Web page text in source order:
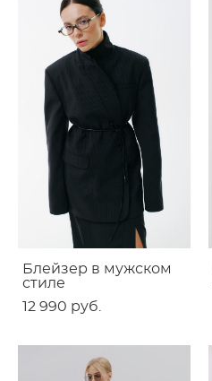
Блейзер в мужском
стиле
12 990 pуб.